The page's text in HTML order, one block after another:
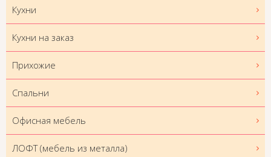
Кухни
Кухни на заказ
Прихожие
Спальни
Офисная мебель
ЛОФТ (мебель из металла)